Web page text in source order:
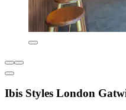
Ibis Styles London